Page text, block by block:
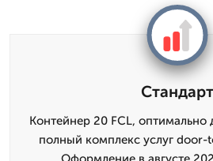
Стандарт
Контейнер 20 FCL, оптимально
полный комплекс услуг